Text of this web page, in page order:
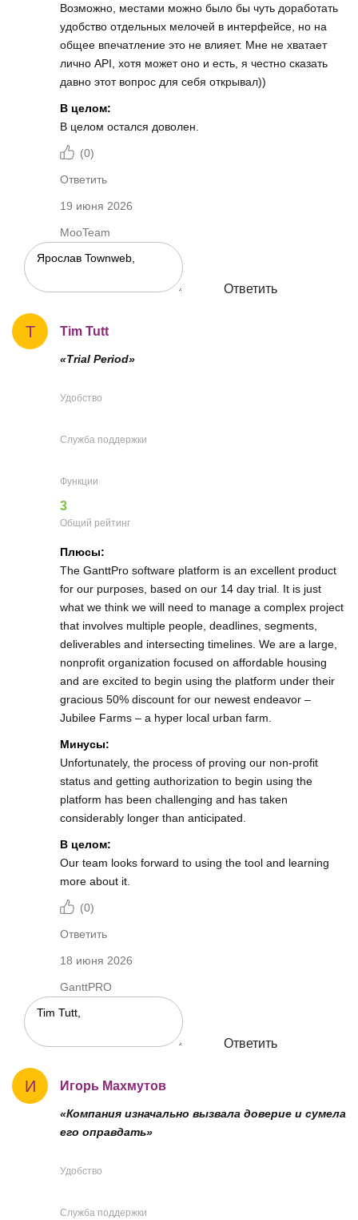
Возможно, местами можно было бы чуть доработать
удобство отдельных мелочей в интерфейсе, но на
общее впечатление это не влияет. Мне не хватает
лично API, хотя может оно и есть, я честно сказать
давно этот вопрос для себя открывал))
В целом:
В целом остался доволен.
(0)
Ответить
19 июня 2026
MooTeam
Ответить
T Tim Tutt
«Trial Period»
Удобство
Служба поддержки
Функции
3
Общий рейтинг
Плюсы:
The GanttPro software platform is an excellent product
for our purposes, based on our 14 day trial. It is just
what we think we will need to manage a complex project
that involves multiple people, deadlines, segments,
deliverables and intersecting timelines. We are a large,
nonprofit organization focused on affordable housing
and are excited to begin using the platform under their
gracious 50% discount for our newest endeavor –
Jubilee Farms – a hyper local urban farm.
Минусы:
Unfortunately, the process of proving our non-profit
status and getting authorization to begin using the
platform has been challenging and has taken
considerably longer than anticipated.
В целом:
Our team looks forward to using the tool and learning
more about it.
(0)
Ответить
18 июня 2026
GanttPRO
Ответить
И Игорь Махмутов
«Компания изначально вызвала доверие и сумела
его оправдать»
Удобство
Служба поддержки